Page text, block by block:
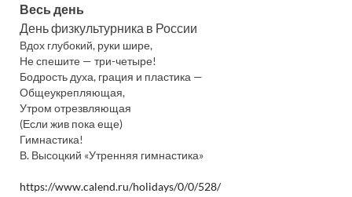
Весь день
День физкультурника в России
Вдох глубокий, руки шире,
Не спешите — три-четыре!
Бодрость духа, грация и пластика —
Общеукрепляющая,
Утром отрезвляющая
(Если жив пока еще)
Гимнастика!
В. Высоцкий «Утренняя гимнастика»
https://www.calend.ru/holidays/0/0/528/